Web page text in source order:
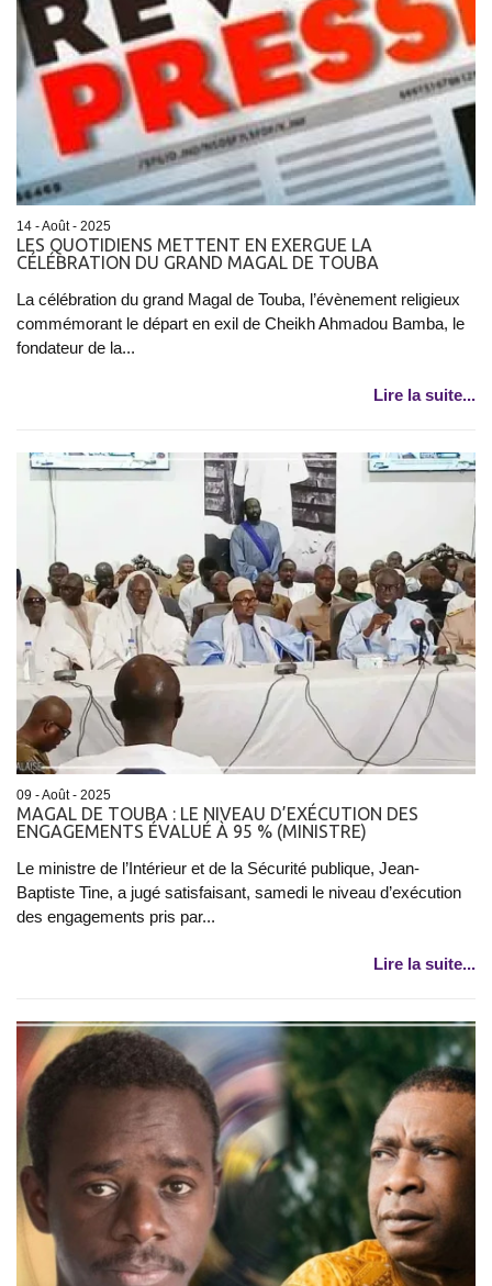
14 - Août - 2025
LES QUOTIDIENS METTENT EN EXERGUE LA
CÉLÉBRATION DU GRAND MAGAL DE TOUBA
La célébration du grand Magal de Touba, l’évènement religieux
commémorant le départ en exil de Cheikh Ahmadou Bamba, le
fondateur de la...
Lire la suite...
09 - Août - 2025
MAGAL DE TOUBA : LE NIVEAU D’EXÉCUTION DES
ENGAGEMENTS ÉVALUÉ À 95 % (MINISTRE) ‎
Le ministre de l’Intérieur et de la Sécurité publique, Jean-
Baptiste Tine, a jugé satisfaisant, samedi le niveau d’exécution
des engagements pris par...
Lire la suite...